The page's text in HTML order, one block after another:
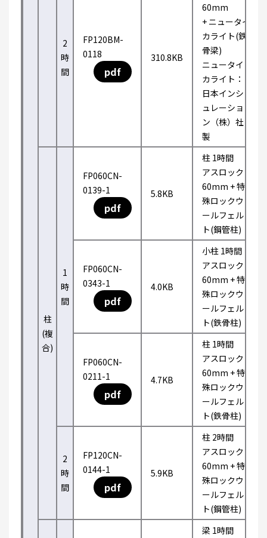
2
時
間
FP120BM-
0118
pdf
310.8KB
60mm
+ ニュータイ
カライト(鉄
骨梁)
ニュータイ
カライト：
日本インシ
ュレーショ
ン（株）社
製
柱
(複
合)
1
時
間
FP060CN-
0139-1
pdf
5.8KB
柱 1時間
アスロック
60mm + 特
殊ロックウ
ールフェル
ト(鋼管柱)
FP060CN-
0343-1
pdf
4.0KB
小柱 1時間
アスロック
60mm + 特
殊ロックウ
ールフェル
ト(鉄骨柱)
FP060CN-
0211-1
pdf
4.7KB
柱 1時間
アスロック
60mm + 特
殊ロックウ
ールフェル
ト(鉄骨柱)
2
時
間
FP120CN-
0144-1
pdf
5.9KB
柱 2時間
アスロック
60mm + 特
殊ロックウ
ールフェル
ト(鋼管柱)
梁 1時間